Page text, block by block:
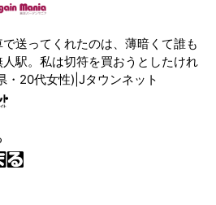
送ってくれたのは、薄暗くて誰も
人駅。私は切符を買おうとしたけれ
・20代女性)|Jタウンネット